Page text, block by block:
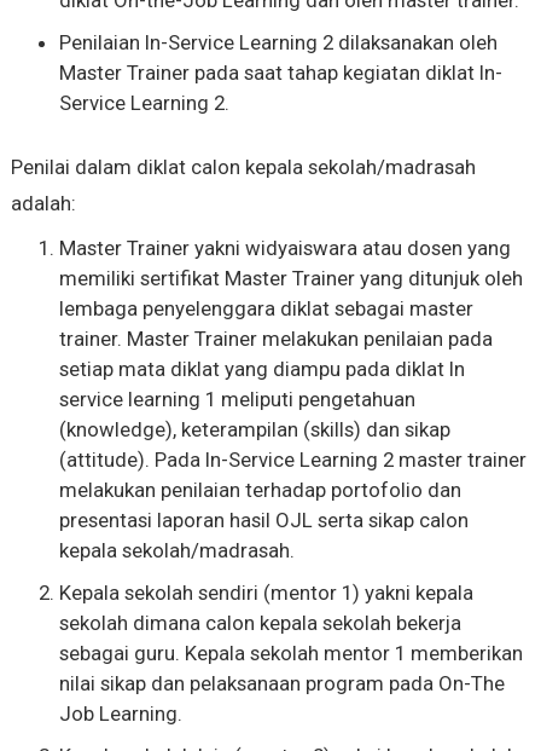
Penilaian In-Service Learning 2 dilaksanakan oleh
Master Trainer pada saat tahap kegiatan diklat In-
Service Learning 2.
Penilai dalam diklat calon kepala sekolah/madrasah
adalah:
Master Trainer yakni widyaiswara atau dosen yang
memiliki sertifikat Master Trainer yang ditunjuk oleh
lembaga penyelenggara diklat sebagai master
trainer. Master Trainer melakukan penilaian pada
setiap mata diklat yang diampu pada diklat In
service learning 1 meliputi pengetahuan
(knowledge), keterampilan (skills) dan sikap
(attitude). Pada In-Service Learning 2 master trainer
melakukan penilaian terhadap portofolio dan
presentasi laporan hasil OJL serta sikap calon
kepala sekolah/madrasah.
Kepala sekolah sendiri (mentor 1) yakni kepala
sekolah dimana calon kepala sekolah bekerja
sebagai guru. Kepala sekolah mentor 1 memberikan
nilai sikap dan pelaksanaan program pada On-The
Job Learning.